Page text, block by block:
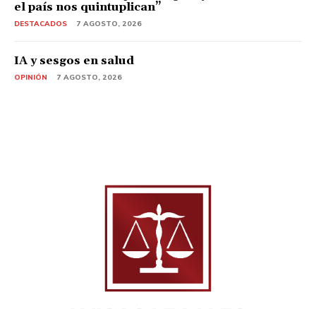
el país nos quintuplican”
DESTACADOS 7 AGOSTO, 2026
IA y sesgos en salud
OPINIÓN 7 AGOSTO, 2026